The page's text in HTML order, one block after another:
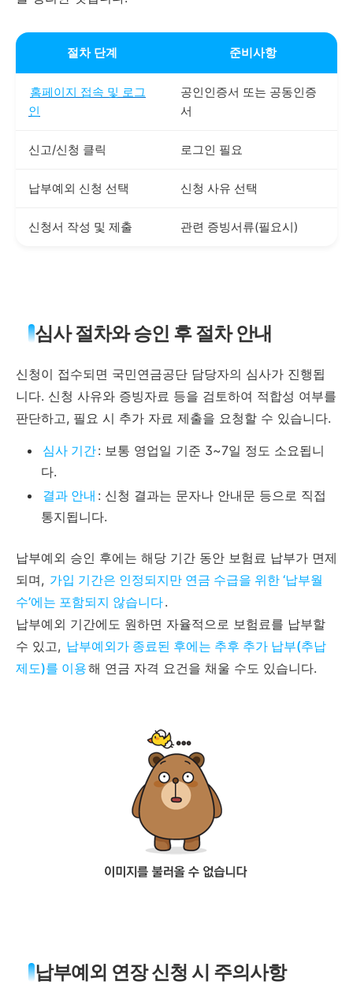
절차 단계 준비사항
홈페이지 접속 및 로그
인
공인인증서 또는 공동인증
서
신고/신청 클릭 로그인 필요
납부예외 신청 선택 신청 사유 선택
신청서 작성 및 제출 관련 증빙서류(필요시)
심사 절차와 승인 후 절차 안내
신청이 접수되면 국민연금공단 담당자의 심사가 진행됩
니다. 신청 사유와 증빙자료 등을 검토하여 적합성 여부를
판단하고, 필요 시 추가 자료 제출을 요청할 수 있습니다.
심사 기간: 보통 영업일 기준 3~7일 정도 소요됩니
다.
결과 안내 : 신청 결과는 문자나 안내문 등으로 직접
통지됩니다.
납부예외 승인 후에는 해당 기간 동안 보험료 납부가 면제
되며, 가입 기간은 인정되지만 연금 수급을 위한 ‘납부월
수’에는 포함되지 않습니다.
납부예외 기간에도 원하면 자율적으로 보험료를 납부할
수 있고, 납부예외가 종료된 후에는 추후 추가 납부(추납
제도)를 이용해 연금 자격 요건을 채울 수도 있습니다.
납부예외 연장 신청 시 주의사항